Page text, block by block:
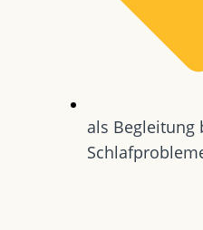
als Begleitung